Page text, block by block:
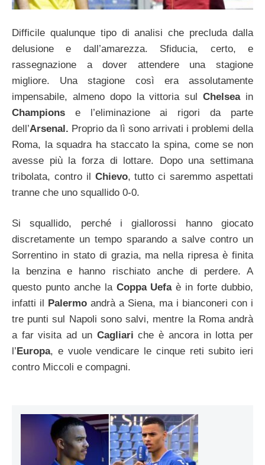
Difficile qualunque tipo di analisi che precluda dalla
delusione e dall’amarezza. Sfiducia, certo, e
rassegnazione a dover attendere una stagione
migliore. Una stagione così era assolutamente
impensabile, almeno dopo la vittoria sulChelseain
Champions e l’eliminazione ai rigori da parte
dell’Arsenal. Proprio da lì sono arrivati i problemi della
Roma, la squadra ha staccato la spina, come se non
avesse più la forza di lottare. Dopo una settimana
tribolata, contro il Chievo, tutto ci saremmo aspettati
tranne che uno squallido 0-0.
Si squallido, perché i giallorossi hanno giocato
discretamente un tempo sparando a salve contro un
Sorrentino in stato di grazia, ma nella ripresa è finita
la benzina e hanno rischiato anche di perdere. A
questo punto anche la Coppa Uefaè in forte dubbio,
infatti il
Palermo andrà a Siena, ma i bianconeri con i
tre punti sul Napoli sono salvi, mentre la Roma andrà
a far visita ad un Cagliari che è ancora in lotta per
l’ Europa, e vuole vendicare le cinque reti subito ieri
contro Miccoli e compagni.